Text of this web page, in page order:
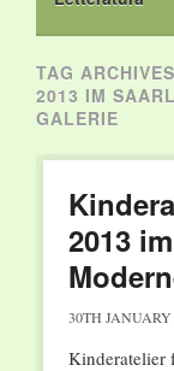
TAG
2013 IM
GALERIE
2013
30TH JANUARY
Kinderatelier